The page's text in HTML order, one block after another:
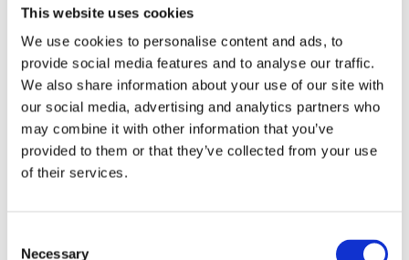
This website uses cookies
We use cookies to personalise content and ads, to
provide social media features and to analyse our traffic.
We also share information about your use of our site with
our social media, advertising and analytics partners who
may combine it with other information that you’ve
provided to them or that they’ve collected from your use
of their services.
Necessary